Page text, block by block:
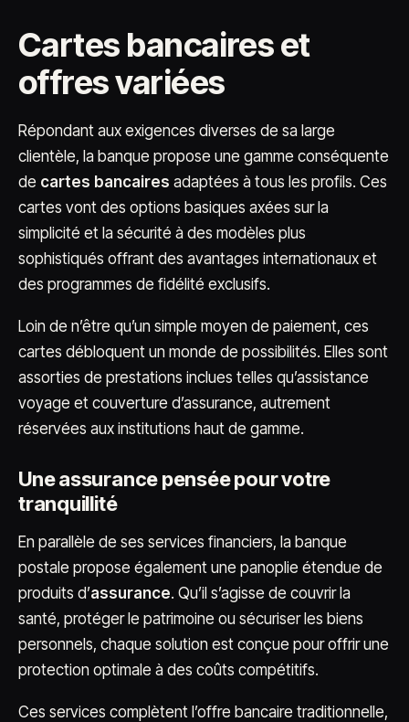
Cartes bancaires et
offres variées
Répondant aux exigences diverses de sa large
clientèle, la banque propose une gamme conséquente
de cartes bancaires adaptées à tous les profils. Ces
cartes vont des options basiques axées sur la
simplicité et la sécurité à des modèles plus
sophistiqués offrant des avantages internationaux et
des programmes de fidélité exclusifs.
Loin de n’être qu’un simple moyen de paiement, ces
cartes débloquent un monde de possibilités. Elles sont
assorties de prestations inclues telles qu’assistance
voyage et couverture d’assurance, autrement
réservées aux institutions haut de gamme.
Une assurance pensée pour votre
tranquillité
En parallèle de ses services financiers, la banque
postale propose également une panoplie étendue de
produits d’assurance. Qu’il s’agisse de couvrir la
santé, protéger le patrimoine ou sécuriser les biens
personnels, chaque solution est conçue pour offrir une
protection optimale à des coûts compétitifs.
Ces services complètent l’offre bancaire traditionnelle,